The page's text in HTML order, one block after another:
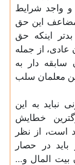
شرایط
این حق
اینکه حق
از جمله
دار به
معلمان سلب
به این
خطایش
از نظر
در حصار
المال و...